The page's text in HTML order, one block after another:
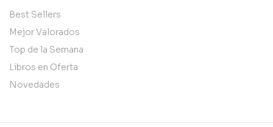
Best Sellers
Mejor Valorados
Top de la Semana
Libros en Oferta
Novedades